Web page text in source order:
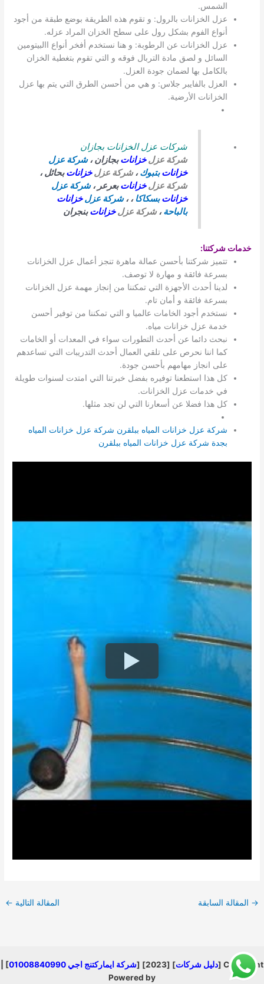
الشمس.
عزل الخزانات بالرول: و تقوم هذه الطريقة بوضع طبقة من أجود
أنواع الفوم بشكل رول على سطح الخزان المراد عزله.
عزل الخزانات عن الرطوبة: و هنا نستخدم أفخر أنواع االبيتومين
السائل و لصق مادة التربال فوقه و التي تقوم بتغطية الخزان
بالكامل بها لضمان جودة العزل.
العزل بالفايبر جلاس: و هي من أحسن الطرق التي يتم بها عزل
الخزانات الأرضية.
شركات عزل الخزانات بجازان
شركة عزلخزاناتبجازان ،شركة عزل
خزاناتبتبوك،شركة عزلخزاناتبحائل ،
شركة عزلخزاناتبعرعر ، شركة عزل
خزاناتبسكاكا ، ، شركة عزلخزانات
بالباحة،شركة عزلخزاناتبنجران
خدمات شركتنا:
تتميز شركتنا بأحسن عمالة ماهرة تنجز أعمال عزل الخزانات
بسرعة فائقة و مهارة لا توصف.
لدينا أحدث الأجهزة التي تمكننا من إنجاز مهمة عزل الخزانات
بسرعة فائقة و أمان تام.
نستخدم أجود الخامات عالميا و التي تمكننا من توفير أحسن
خدمة عزل خزانات مياه.
نبحث دائما عن أحدث التطورات سواء في المعدات أو الخامات
كما اننا نحرص على تلقي العمال أحدث التدريبات التي تساعدهم
على انجاز مهامهم بأحسن جودة.
كل هذا استطعنا توفيره بفضل خبرتنا التي امتدت لسنوات طويلة
في خدمات عزل الخزانات.
كل هذا فضلا عن أسعارنا التي لن تجد مثلها.
شركة عزل خزانات المياه ببلقرن شركة عزل خزانات المياه
بجدة شركة عزل خزانات المياه ببلقرن
→ المقالة السابقة المقالة التالية ←
Copyright [ دليل شركات] [2023] [ شركة ايماركتنج اجي 01008840990
] |
Powered by